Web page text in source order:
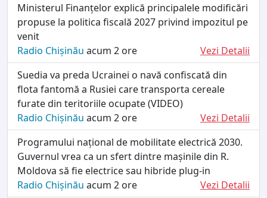
Ministerul Finanțelor explică principalele modificări
propuse la politica fiscală 2027 privind impozitul pe
venit
Radio Chișinău acum 2 ore
Vezi Detalii
Suedia va preda Ucrainei o navă confiscată din
flota fantomă a Rusiei care transporta cereale
furate din teritoriile ocupate (VIDEO)
Radio Chișinău acum 2 ore
Vezi Detalii
Programului național de mobilitate electrică 2030.
Guvernul vrea ca un sfert dintre mașinile din R.
Moldova să fie electrice sau hibride plug-in
Radio Chișinău acum 2 ore
Vezi Detalii